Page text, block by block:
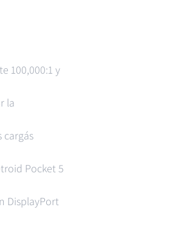
100,000:1 y
la
cargás
Pocket 5
DisplayPort